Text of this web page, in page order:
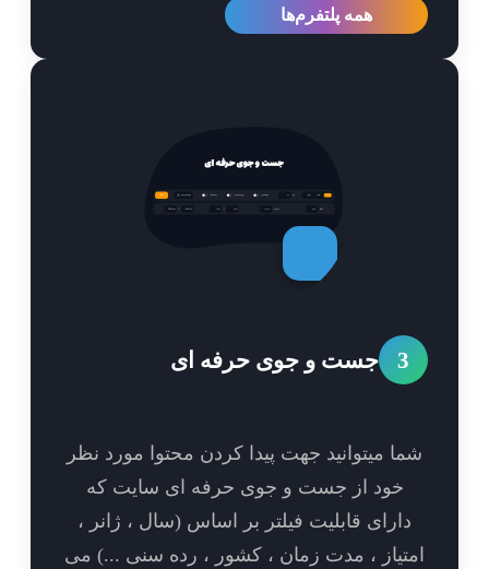
همه پلتفرم‌ها
جست و جوی حرفه ای
میتوانید جهت پیدا کردن محتوا مورد نظر
خود از جست و جوی حرفه ای سایت که
دارای قابلیت فیلتر بر اساس (سال ، ژانر ،
، مدت زمان ، کشور ، رده سنی ...) می